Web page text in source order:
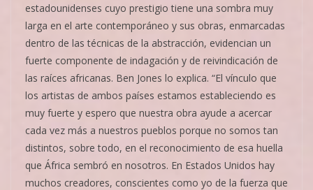
estadounidenses cu­yo prestigio tiene una sombra muy
larga en el arte contemporáneo y sus obras, enmarcadas
dentro de las técnicas de la abstracción, evidencian un
fuerte componente de indagación y de reivindicación de
las raíces africanas. Ben Jones lo explica. “El vínculo que
los artistas de ambos países estamos estableciendo es
muy fuerte y espero que nuestra obra ayude a acercar
cada vez más a nuestros pueblos porque no somos tan
distintos, sobre todo, en el reconocimiento de esa huella
que África sembró en nosotros. En Estados Unidos hay
muchos creadores, conscientes como yo de la fuerza que